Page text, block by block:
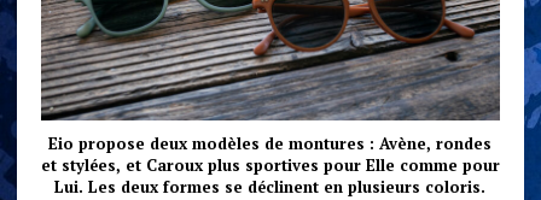
Eio propose deux modèles de montures : Avène, rondes
et stylées, et Caroux plus sportives pour Elle comme pour
Lui. Les deux formes se déclinent en plusieurs coloris.